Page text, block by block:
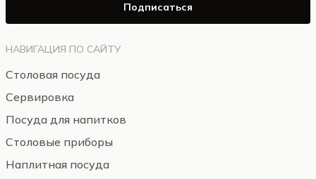
НАВИГАЦИЯ ПО САЙТУ
Столовая посуда
Сервировка
Посуда для напитков
Столовые приборы
Наплитная посуда
Подписаться